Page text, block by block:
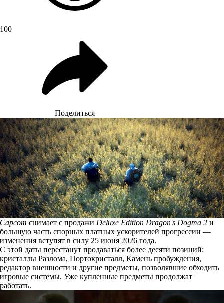
100
Поделиться
Capcom снимает с продажи Deluxe Edition Dragon's Dogma 2 и
большую часть спорных платных ускорителей прогрессии —
изменения вступят в силу 25 июня 2026 года.
С этой даты перестанут продаваться более десяти позиций:
кристаллы Разлома, Портокристалл, Камень пробуждения,
редактор внешности и другие предметы, позволявшие обходить
игровые системы. Уже купленные предметы продолжат
работать.